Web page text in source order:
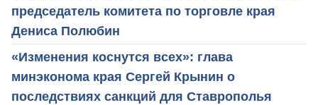
председатель комитета по торговле края
Дениса Полюбин
«Изменения коснутся всех»: глава
минэконома края Сергей Крынин о
последствиях санкций для Ставрополья